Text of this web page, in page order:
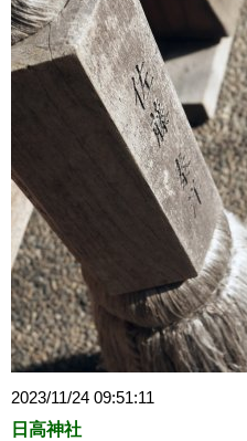
2023/11/24 09:51:11
日高神社